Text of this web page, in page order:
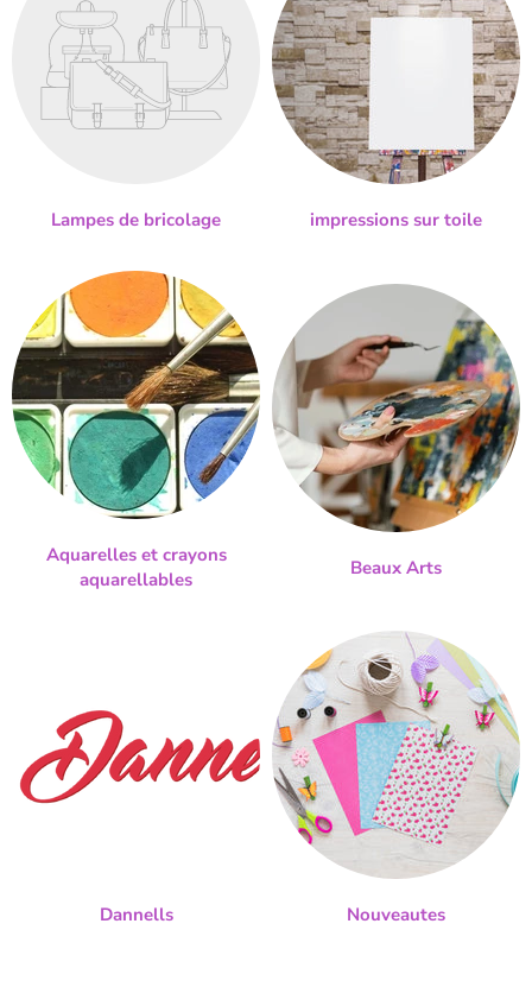
Lampes de bricolage impressions sur toile
Aquarelles et crayons
aquarellables
Beaux Arts
Dannells Nouveautes